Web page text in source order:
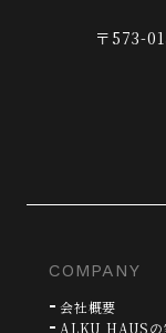
〒573-
COMPANY
会社概要
ALKU HAUSの